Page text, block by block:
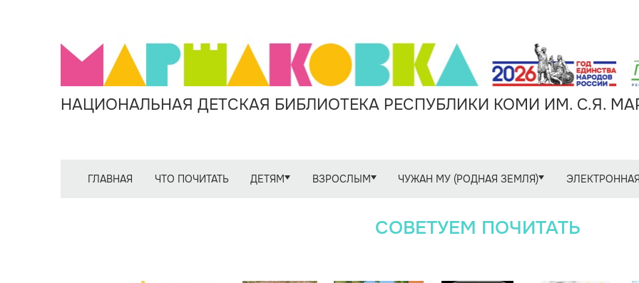
НАЦИОНАЛЬНАЯ ДЕТСКАЯ БИБЛИОТЕКА РЕСПУБЛИКИ КОМИ ИМ. С.Я.
ГЛАВНАЯ ЧТО ПОЧИТАТЬ ДЕТЯМ ВЗРОСЛЫМ ЧУЖАН МУ (РОДНАЯ ЗЕМЛЯ)
СОВЕТУЕМ ПОЧИТАТЬ